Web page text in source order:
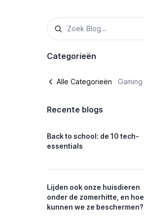
Categorieën
Alle Categorieën Gaming
Recente blogs
Back to school: de 10 tech-
essentials
Lijden ook onze huisdieren
onder de zomerhitte, en hoe
kunnen we ze beschermen?